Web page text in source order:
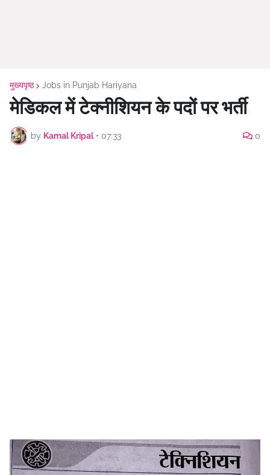
मुख्यपृष्ठ Jobs in Punjab Hariyana
मेडिकल में टेक्नीशियन के पदों पर भर्ती
by Kamal Kripal • 07:33 0